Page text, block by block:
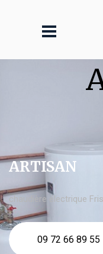
ARTISAN
chaudière électrique
09 72 66 89 55